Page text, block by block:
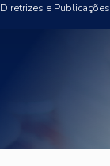
Diretrizes e Publicações